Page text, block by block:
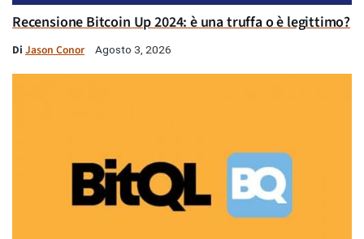
Recensione Bitcoin Up 2024: è una truffa o è legittimo?
Di Jason Conor Agosto 3, 2026